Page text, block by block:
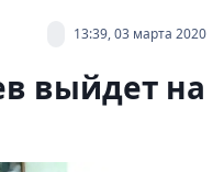
13:39, 03 марта 2020
выйдет на